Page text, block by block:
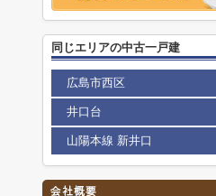
同じエリアの中古一戸建
広島市西区
井口台
山陽本線 新井口